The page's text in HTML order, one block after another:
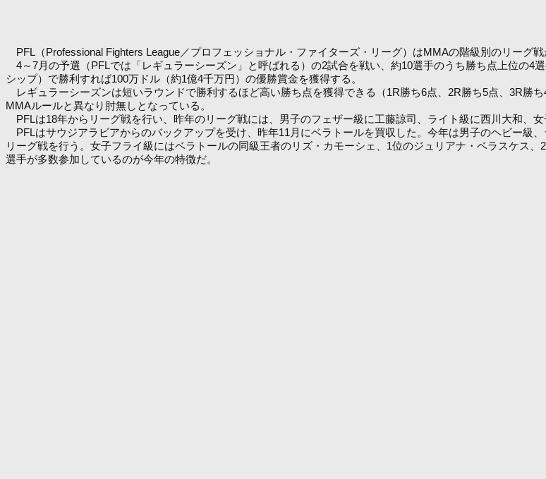
PFL（Professional Fighters League／プロフェッショナル・ファイターズ・リーグ）はMMAの階級別のリーグ戦
4～7月の予選（PFLでは「レギュラーシーズン」と呼ばれる）の2試合を戦い、約10選手のうち勝ち点上位の4
シップ）で勝利すれば100万ドル（約1億4千万円）の優勝賞金を獲得する。
レギュラーシーズンは短いラウンドで勝利するほど高い勝ち点を獲得できる（1R勝ち6点、2R勝ち5点、3R勝
MMAルールと異なり肘無しとなっている。
PFLは18年からリーグ戦を行い、昨年のリーグ戦には、男子のフェザー級に工藤諒司、ライト級に西川大和、
PFLはサウジアラビアからのバックアップを受け、昨年11月にベラトールを買収した。今年は男子のヘビー級
リーグ戦を行う。女子フライ級にはベラトールの同級王者のリズ・カモーシェ、1位のジュリアナ・ベラスケス
選手が多数参加しているのが今年の特徴だ。